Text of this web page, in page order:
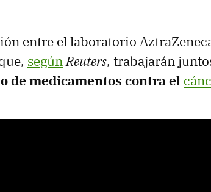
entre el laboratorio
segúnReuters, trabajarán
de medicamentos contra el